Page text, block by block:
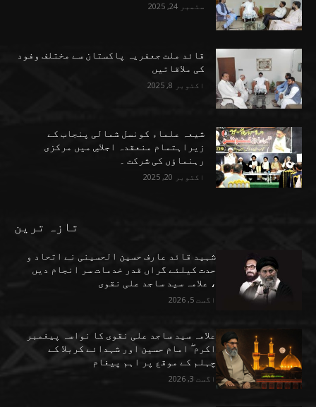
ستمبر 24, 2025
قائد ملت جعفریہ پاکستان سے مختلف وفود
کی ملاقاتیں
اکتوبر 8, 2025
شیعہ علماء کونسل شمالی پنجاب کے
زیراہتمام منعقدہ اجلاسِ میں مرکزی
رہنماؤں کی شرکت ۔
اکتوبر 20, 2025
تازہ ترین
شہید قائد عارف حسین الحسینی نے اتحاد و
حدت کیلئے گراں قدر خدمات سر انجام دیں
، علامہ سید ساجد علی نقوی
اگست 5, 2026
علامہ سید ساجد علی نقوی کا نواسہ پیغمبر
اکرم ۖ امام حسین اور شہدائے کربلا کے
چہلم کے موقع پر اہم پیغام
اگست 3, 2026